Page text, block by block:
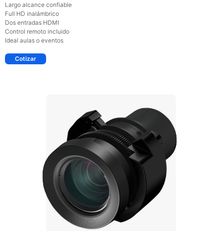
Largo alcance confiable
Full HD inalámbrico
Dos entradas HDMI
Control remoto incluido
Ideal aulas o eventos
Cotizar